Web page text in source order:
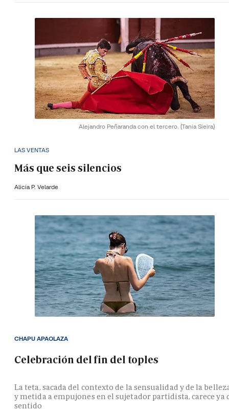
Alejandro Peñaranda con el tercero. (Tania Sieira)
LAS VENTAS
Más que seis silencios
Alicia P. Velarde
Celebración del fin del toples
La teta, sacada del contexto de la sensualidad y de la
y metida a empujones en el sujetador partidista, carece ya
sentido
CHAPU APAOLAZA